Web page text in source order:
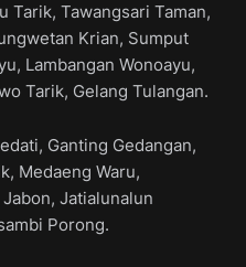
Tarik, Tawangsari Taman,
Krian, Sumput
Lambangan Wonoayu,
Tarik, Gelang Tulangan.
Ganting Gedangan,
Medaeng Waru,
Jatialunalun
Porong.